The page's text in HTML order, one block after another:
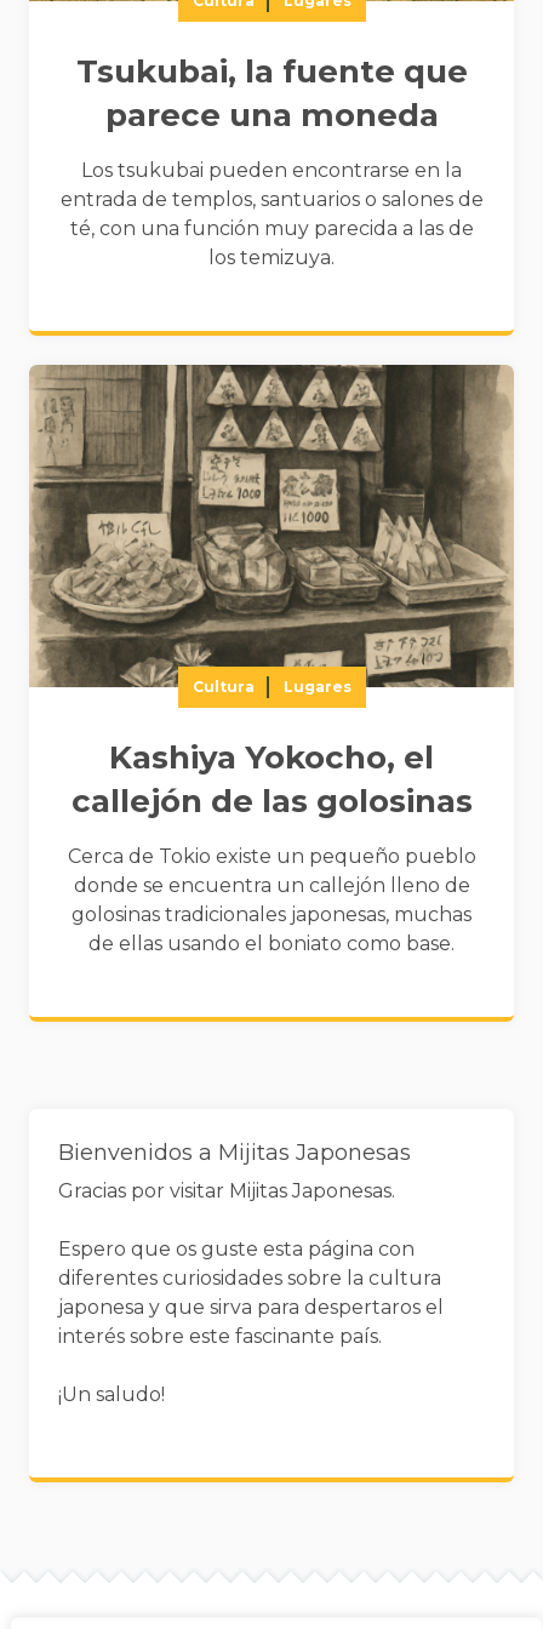
Tsukubai, la fuente que
parece una moneda
Los tsukubai pueden encontrarse en la
entrada de templos, santuarios o salones de
té, con una función muy parecida a las de
los temizuya.
Cultura Lugares
Kashiya Yokocho, el
callejón de las golosinas
Cerca de Tokio existe un pequeño pueblo
donde se encuentra un callejón lleno de
golosinas tradicionales japonesas, muchas
de ellas usando el boniato como base.
Bienvenidos a Mijitas Japonesas
Gracias por visitar Mijitas Japonesas.
Espero que os guste esta página con
diferentes curiosidades sobre la cultura
japonesa y que sirva para despertaros el
interés sobre este fascinante país.
¡Un saludo!